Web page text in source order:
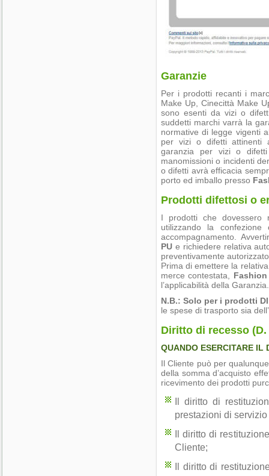
Garanzie
Per i prodotti recanti i
Make Up, Cinecittà Make
sono esenti da vizi o
suddetti marchi varrà la
normative di legge vigenti
per vizi o difetti attinenti
garanzia per vizi o difetti
manomissioni o incidenti
o difetti avrà efficacia
porto ed imballo presso
Prodotti difettosi o
I prodotti che dovessero
utilizzando la
accompagnamento.
PU e richiedere relativa
preventivamente
Prima di emettere la
merce contestata, Fashion
l’applicabilità della Garanzia.
N.B.: Solo per i prodotti
le spese di trasporto sia
Diritto di recesso (D.
QUANDO ESERCITARE IL
Il Cliente può per
della somma d’acquisto
ricevimento dei prodotti
Il diritto di
prestazioni di
Il diritto di
Cliente;
Il diritto di